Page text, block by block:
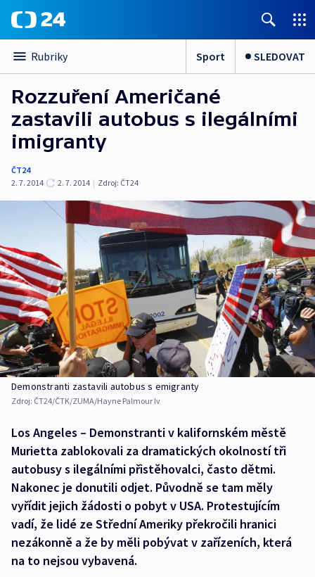
Rubriky Sport SLEDOVAT
Rozzuření Američané
zastavili autobus s ilegálními
imigranty
ČT24
2. 7. 2014
2. 7. 2014 | Zdroj: ČT24
Demonstranti zastavili autobus s emigranty
Zdroj: ČT24/ČTK/ZUMA/Hayne Palmour Iv
Los Angeles – Demonstranti v kalifornském městě
Murietta zablokovali za dramatických okolností tři
autobusy s ilegálními přistěhovalci, často dětmi.
Nakonec je donutili odjet. Původně se tam měly
vyřídit jejich žádosti o pobyt v USA. Protestujícím
vadí, že lidé ze Střední Ameriky překročili hranici
nezákonně a že by měli pobývat v zařízeních, která
na to nejsou vybavená.